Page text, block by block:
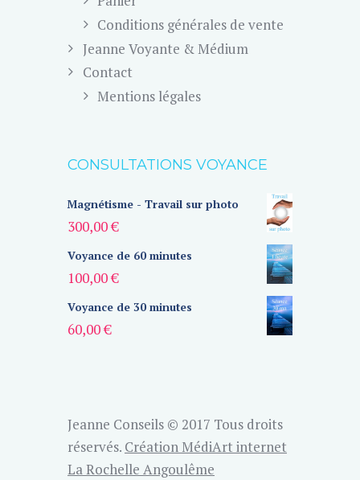
Conditions générales de vente
Jeanne Voyante & Médium
Contact
Mentions légales
CONSULTATIONS VOYANCE
Magnétisme - Travail sur photo
300,00€
Voyance de 60 minutes
100,00€
Voyance de 30 minutes
60,00€
Jeanne Conseils © 2017 Tous droits
réservés. Création MédiArt internet
La Rochelle Angoulême